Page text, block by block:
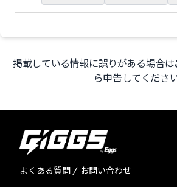
掲載している情報に誤りがある場合は
ら申告してくださ
よくある質問 / お問い合わせ